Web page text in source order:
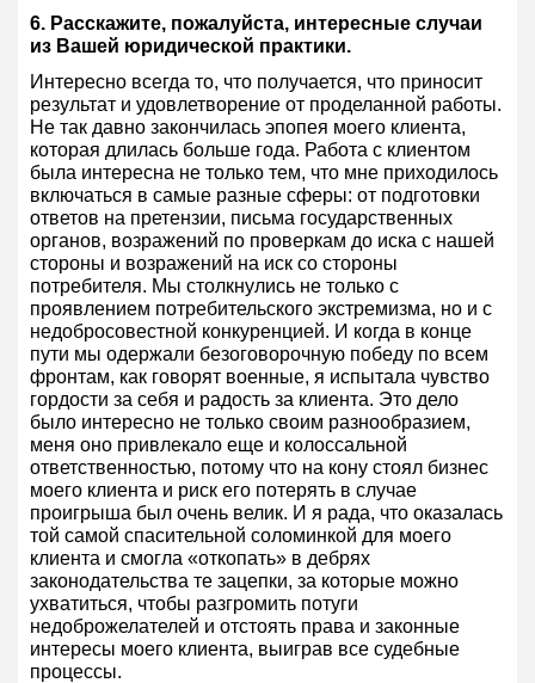
6. Расскажите, пожалуйста, интересные случаи
из Вашей юридической практики.
Интересно всегда то, что получается, что приносит
результат и удовлетворение от проделанной работы.
Не так давно закончилась эпопея моего клиента,
которая длилась больше года. Работа с клиентом
была интересна не только тем, что мне приходилось
включаться в самые разные сферы: от подготовки
ответов на претензии, письма государственных
органов, возражений по проверкам до иска с нашей
стороны и возражений на иск со стороны
потребителя. Мы столкнулись не только с
проявлением потребительского экстремизма, но и с
недобросовестной конкуренцией. И когда в конце
пути мы одержали безоговорочную победу по всем
фронтам, как говорят военные, я испытала чувство
гордости за себя и радость за клиента. Это дело
было интересно не только своим разнообразием,
меня оно привлекало еще и колоссальной
ответственностью, потому что на кону стоял бизнес
моего клиента и риск его потерять в случае
проигрыша был очень велик. И я рада, что оказалась
той самой спасительной соломинкой для моего
клиента и смогла «откопать» в дебрях
законодательства те зацепки, за которые можно
ухватиться, чтобы разгромить потуги
недоброжелателей и отстоять права и законные
интересы моего клиента, выиграв все судебные
процессы.